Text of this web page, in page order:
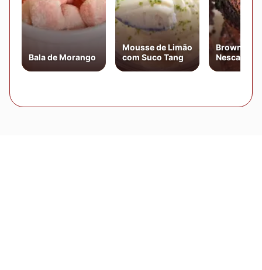
Bala de Morango
Mousse de Limão
com Suco Tang
Brownie de
Nescau